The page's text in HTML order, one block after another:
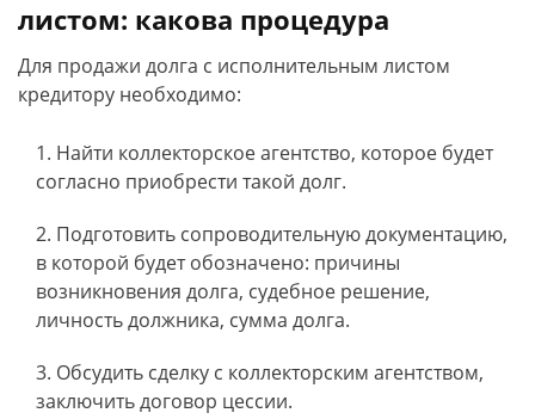
листом: какова процедура
Для продажи долга с исполнительным листом
кредитору необходимо:
Найти коллекторское агентство, которое будет
согласно приобрести такой долг.
Подготовить сопроводительную документацию,
в которой будет обозначено: причины
возникновения долга, судебное решение,
личность должника, сумма долга.
Обсудить сделку с коллекторским агентством,
заключить договор цессии.